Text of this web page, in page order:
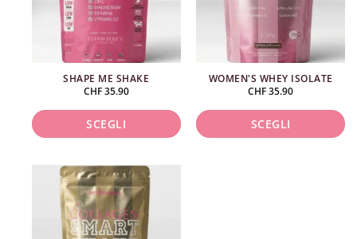
SHAPE ME SHAKE
CHF35.90
SCEGLI
prodotto
varianti.
WOMEN'S WHEY ISOLATE
CHF35.90
SCEGLI